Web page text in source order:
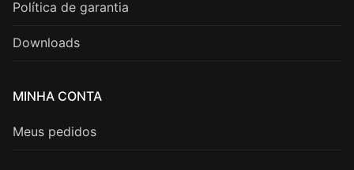
Política de garantia
Downloads
MINHA CONTA
Meus pedidos